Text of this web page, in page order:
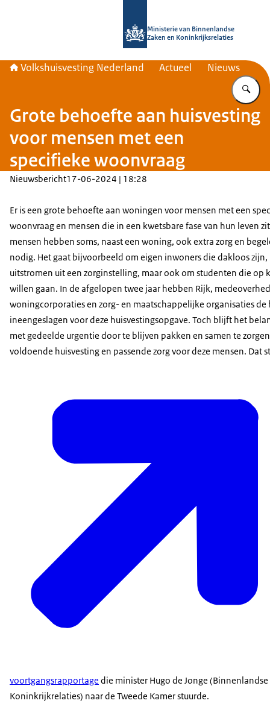
Ministerie van Binnenlandse
Zaken en Koninkrijksrelaties
Volkshuisvesting Nederland Actueel Nieuws
Grote behoefte aan huisvesting
voor mensen met een
specifieke woonvraag
Nieuwsbericht17-06-2024 | 18:28
Er is een grote behoefte aan woningen voor mensen met een
woonvraag en mensen die in een kwetsbare fase van hun leven
mensen hebben soms, naast een woning, ook extra zorg en
nodig. Het gaat bijvoorbeeld om eigen inwoners die dakloos zijn,
uitstromen uit een zorginstelling, maar ook om studenten die op
willen gaan. In de afgelopen twee jaar hebben Rijk,
woningcorporaties en zorg- en maatschappelijke organisaties de
ineengeslagen voor deze huisvestingsopgave. Toch blijft het
met gedeelde urgentie door te blijven pakken en samen te
voldoende huisvesting en passende zorg voor deze mensen. Dat
voortgangsrapportage die minister Hugo de Jonge
Koninkrijkrelaties) naar de Tweede Kamer stuurde.